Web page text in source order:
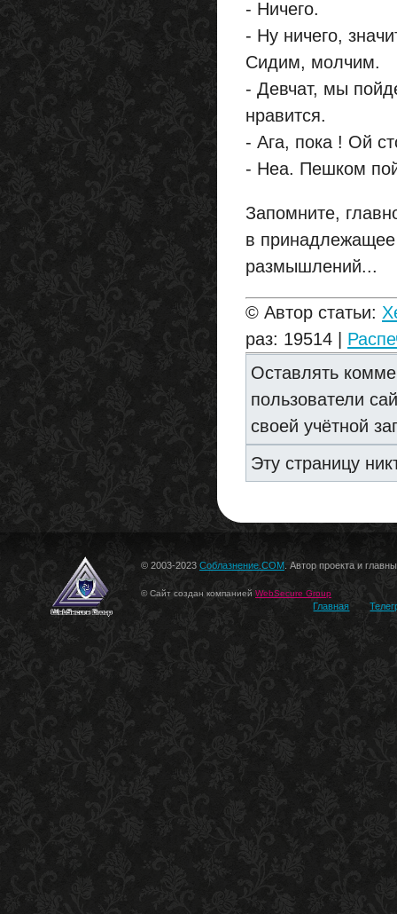
- Ничего.
- Ну ничего,
Сидим, молчим.
- Девчат, мы
нравится.
- Ага, пока ! Ой
- Неа. Пешком
Запомните,
в
размышлений...
© Автор статьи:
раз: 19514 |
Оставлять
пользователи
своей учётной
Эту страницу
© 2003-2023 Соблазнение.COM . Автор проекта и
© Сайт создан компанией WebSecure Group
Главная